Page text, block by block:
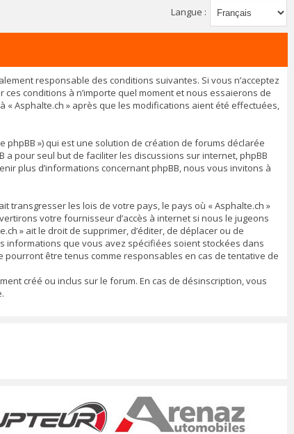
Langue :
responsable des conditions suivantes. Si vous n’acceptez
conditions à n’importe quel moment et nous essaierons de
Asphalte.ch » après que les modifications aient été effectuées,
phpBB ») qui est une solution de création de forums déclarée
a pour seul but de faciliter les discussions sur internet, phpBB
plus d’informations concernant phpBB, nous vous invitons à
transgresser les lois de votre pays, le pays où « Asphalte.ch »
votre fournisseur d’accès à internet si nous le jugeons
» ait le droit de supprimer, d’éditer, de déplacer ou de
informations que vous avez spécifiées soient stockées dans
être tenus comme responsables en cas de tentative de
créé ou inclus sur le forum. En cas de désinscription, vous